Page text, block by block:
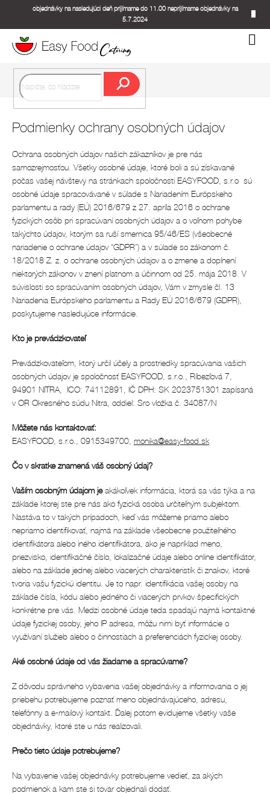
obsah
objednávky na nasledujúci deň prijímame do 11.00 neprijímame objednávky na
5.7.2024
Podmienky ochrany osobných údajov
Ochrana osobných údajov našich zákazníkov je pre nás
samozrejmosťou. Všetky osobné údaje, ktoré boli a sú získavané
počas vašej návštevy na stránkach spoločnosti EASYFOOD, s.r.o sú
osobné údaje spracovávané v súlade s Nariadením Európskeho
parlamentu a rady (EÚ) 2016/679 z 27. apríla 2016 o ochrane
fyzických osôb pri spracúvaní osobných údajov a o voľnom pohybe
takýchto údajov, ktorým sa ruší smernica 95/46/ES (všeobecné
nariadenie o ochrane údajov “GDPR”) a v súlade so zákonom č.
18/2018 Z. z. o ochrane osobných údajov a o zmene a doplnení
niektorých zákonov v znení platnom a účinnom od 25. mája 2018. V
súvislosti so spracúvaním osobných údajov, Vám v zmysle čl. 13
Nariadenia Európskeho parlamentu a Rady EÚ 2016/679 (GDPR),
poskytujeme nasledujúce informácie.
Kto je prevádzkovateľ
Prevádzkovateľom, ktorý určil účely a prostriedky spracúvania vašich
osobných údajov je spoločnosť EASYFOOD, s.r.o., Ríbezľová 7,
94901 NITRA, ICO: 74112891, IČ DPH: SK 2023751301 zapísaná
v OR Okresného súdu Nitra, oddiel: Sro vložka č. 34087/N
Môžete nás kontaktovať:
EASYFOOD, s.r.o., 0915349700, monika@easy-food.sk
Čo v skratke znamená váš osobný údaj?
Vaším osobným údajom jeakákoľvek informácia, ktorá sa vás týka a na
základe ktorej ste pre nás ako fyzická osoba určiteľným subjektom.
Nastáva to v takých prípadoch, keď vás môžeme priamo alebo
nepriamo identifikovať, najmä na základe všeobecne použiteľného
identifikátora alebo iného identifikátora, ako je napríklad meno,
priezvisko, identifikačné číslo, lokalizačné údaje alebo online identifikátor,
alebo na základe jednej alebo viacerých charakteristík či znakov, ktoré
tvoria vašu fyzickú identitu. Je to napr. identifikácia vašej osoby na
základe čísla, kódu alebo jedného či viacerých prvkov špecifických
konkrétne pre vás. Medzi osobné údaje teda spadajú najmä kontaktné
údaje fyzickej osoby, jeho IP adresa, môžu nimi byť informácie o
využívaní služieb alebo o činnostiach a preferenciách fyzickej osoby.
Aké osobné údaje od vás žiadame a spracúvame?
Z dôvodu správneho vybavenia vašej objednávky a informovania o jej
priebehu potrebujeme poznať meno objednávajúceho, adresu,
telefónny a e-mailový kontakt. Ďalej potom evidujeme všetky vaše
objednávky, ktoré ste u nás realizovali.
Prečo tieto údaje potrebujeme?
Na vybavenie vašej objednávky potrebujeme vedieť, za akých
podmienok a kam ste si tovar objednali dodať.